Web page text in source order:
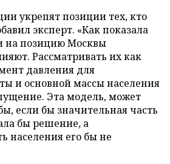
укрепят позиции тех, кто
эксперт. «Как показала
на позицию Москвы
Рассматривать их как
давления для
и основной массы населения
Эта модель, может
если бы значительная часть
бы решение, а
населения его бы не